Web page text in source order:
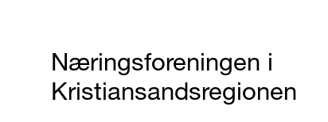
Næringsforeningen i
Kristiansandsregionen